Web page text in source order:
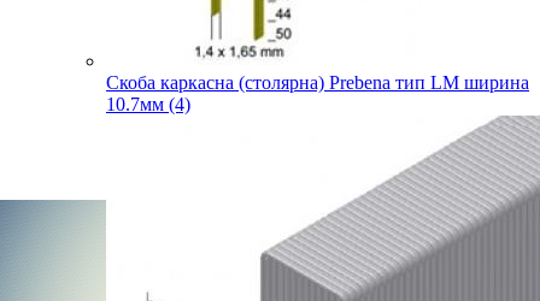
Скоба каркасна (столярна) Prebena тип LM ширина
10.7мм (4)